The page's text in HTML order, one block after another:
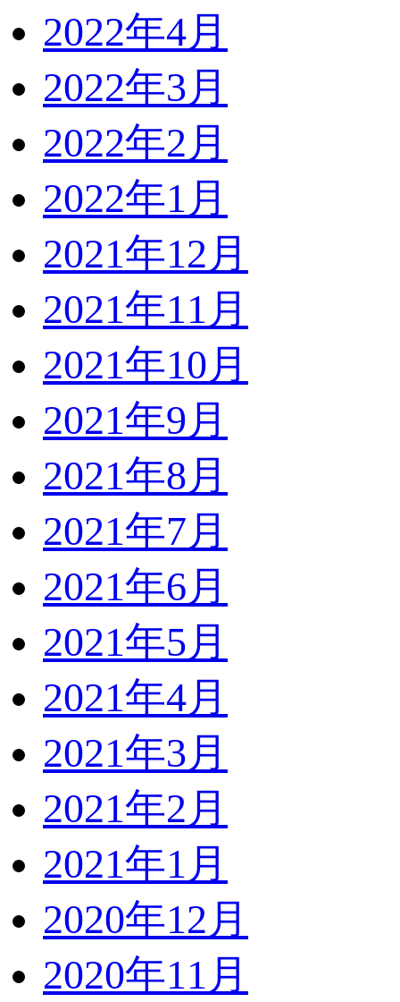
2022年4月
2022年3月
2022年2月
2022年1月
2021年12月
2021年11月
2021年10月
2021年9月
2021年8月
2021年7月
2021年6月
2021年5月
2021年4月
2021年3月
2021年2月
2021年1月
2020年12月
2020年11月